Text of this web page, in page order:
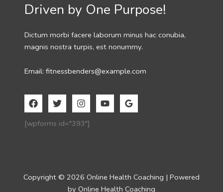
Driven by One Purpose!
Dictum morbi facere laborum minus hac conubia,
magnis nostra turpis, est nonummy.
Email: fitnessbenders@example.com
[wpforms id="393"]
Copyright © 2026 Online Health Coaching | Powered
by Online Health Coaching